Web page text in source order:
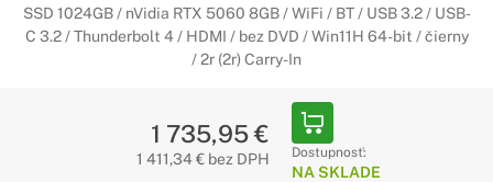
SSD 1024GB / nVidia RTX 5060 8GB / WiFi / BT / USB 3.2 / USB-
C 3.2 / Thunderbolt 4 / HDMI / bez DVD / Win11H 64-bit / čierny
/ 2r (2r) Carry-In
1 735,95 €
1 411,34 € bez DPH Dostupnosť:
NA SKLADE